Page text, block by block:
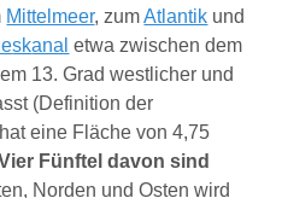
Mittelmeer, zumAtlantik und
skanal etwa zwischen dem
13. Grad westlicher und
(Definition der
eine Fläche von 4,75
Fünftel davon sind
Norden und Osten wird